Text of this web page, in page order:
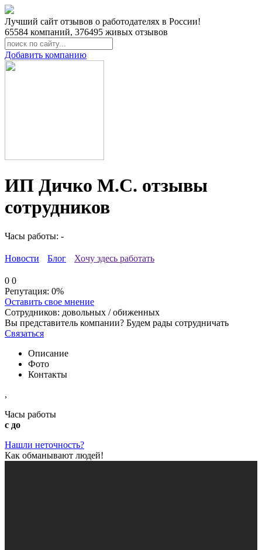
Лучший сайт отзывов о работодателях в России!
65584 компаний, 376495 живых отзывов
Добавить компанию
ИП Дичко М.С. отзывы
сотрудников
Часы работы: -
Новости Блог Хочу здесь работать
0 0
Репутация: 0%
Оставить свое мнение
Сотрудников: довольных /обиженных
Вы представитель компании? Будем рады сотрудничать
Связаться
Описание
Фото
Контакты
,
Часы работы
с до
Нашли неточность?
Как обманывают людей!